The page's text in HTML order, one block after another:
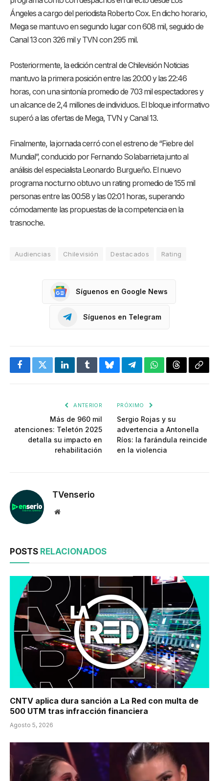
Ángeles a cargo del periodista Roberto Cox. En dicho horario,
Mega se mantuvo en segundo lugar con 608 mil, seguido de
Canal 13 con 326 mil y TVN con 295 mil .
Posteriormente, la edición central de Chilevisión Noticias
mantuvo la primera posición entre las 20:00 y las 22:46
horas, con una sintonía promedio de 703 mil espectadores y
un alcance de 2,4 millones de individuos. El bloque informativo
superó a las ofertas de Mega, TVN y Canal 13.
Finalmente, la jornada cerró con el estreno de “Fiebre del
Mundial”, conducido por Fernando Solabarrieta junto al
análisis del especialista Leonardo Burgueño. El nuevo
programa nocturno obtuvo un rating promedio de 155 mil
personas entre las 00:58 y las 02:01 horas, superando
cómodamente las propuestas de la competencia en la
trasnoche.
Audiencias Chilevisión Destacados Rating
Síguenos en Google News
Síguenos en Telegram
FacebookTwitterLinkedInTumblrBlueskyTelegramWhatsApp
Threads
ANTERIOR
Más de 960 mil
atenciones: Teletón 2025
detalla su impacto en
rehabilitación
PRÓXIMO
Sergio Rojas y su
advertencia a Antonella
Ríos: la farándula reincide
en la violencia
TVenserio
Website
POSTS RELACIONADOS
CNTV aplica dura sanción a La Red con multa de
500 UTM tras infracción financiera
Agosto 5, 2026